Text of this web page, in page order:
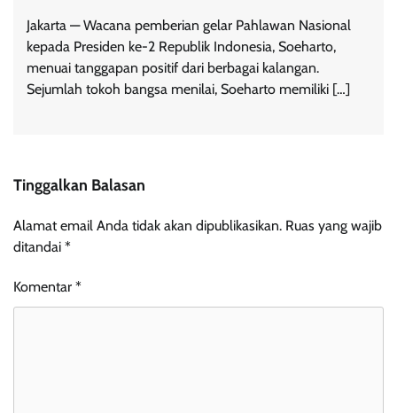
Jakarta — Wacana pemberian gelar Pahlawan Nasional
kepada Presiden ke-2 Republik Indonesia, Soeharto,
menuai tanggapan positif dari berbagai kalangan.
Sejumlah tokoh bangsa menilai, Soeharto memiliki […]
Tinggalkan Balasan
Alamat email Anda tidak akan dipublikasikan. Ruas yang wajib
ditandai *
Komentar *